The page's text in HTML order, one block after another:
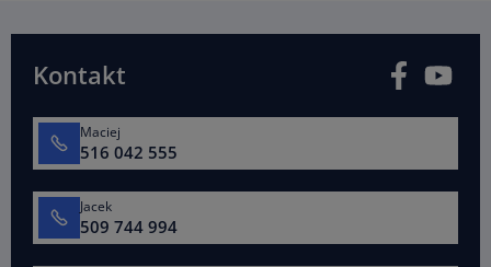
Kontakt Facebook
Maciej
516 042 555
Jacek
509 744 994